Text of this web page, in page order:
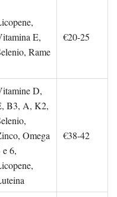
E,
Rame
€20-25
D,
B3, A, K2,
Omega
e 6,
€38-42